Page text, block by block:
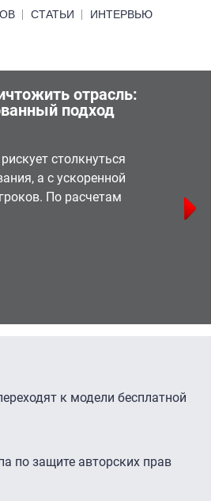
СТАТЬИ ИНТЕРВЬЮ
отрасль:
подход
столкнуться
а с ускоренной
По расчетам
к модели бесплатной
по защите авторских прав